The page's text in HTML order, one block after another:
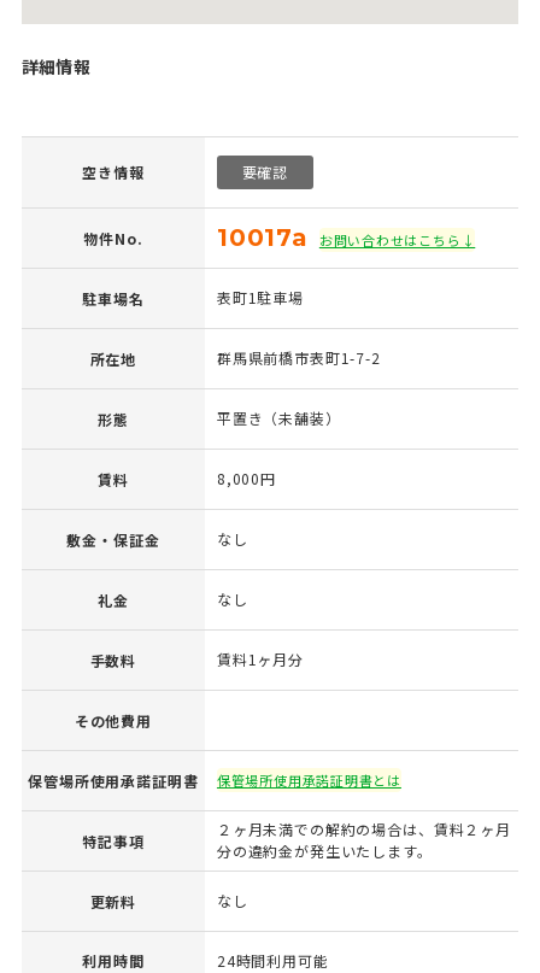
詳細情報
空き情報 要確認
物件No. 10017a お問い合わせはこちら↓
駐車場名 表町1駐車場
所在地 群馬県前橋市表町1-7-2
形態 平置き（未舗装）
賃料 8,000円
敷金・保証金 なし
礼金 なし
手数料 賃料1ヶ月分
その他費用
保管場所使用承諾証明書 保管場所使用承諾証明書とは
特記事項
２ヶ月未満での解約の場合は、賃料２ヶ月
分の違約金が発生いたします。
更新料 なし
利用時間 24時間利用可能